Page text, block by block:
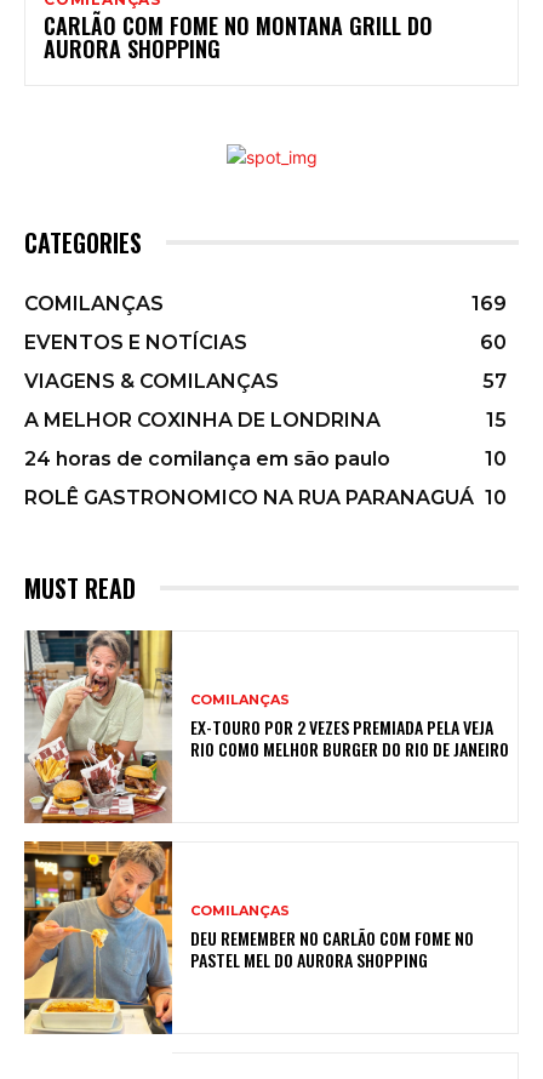
CARLÃO COM FOME NO MONTANA GRILL DO
AURORA SHOPPING
CATEGORIES
COMILANÇAS
169
EVENTOS E NOTÍCIAS
60
VIAGENS & COMILANÇAS
57
A MELHOR COXINHA DE LONDRINA
15
24 horas de comilança em são paulo
10
ROLÊ GASTRONOMICO NA RUA PARANAGUÁ 10
MUST READ
COMILANÇAS
EX-TOURO POR 2 VEZES PREMIADA PELA VEJA
RIO COMO MELHOR BURGER DO RIO DE JANEIRO
COMILANÇAS
DEU REMEMBER NO CARLÃO COM FOME NO
PASTEL MEL DO AURORA SHOPPING